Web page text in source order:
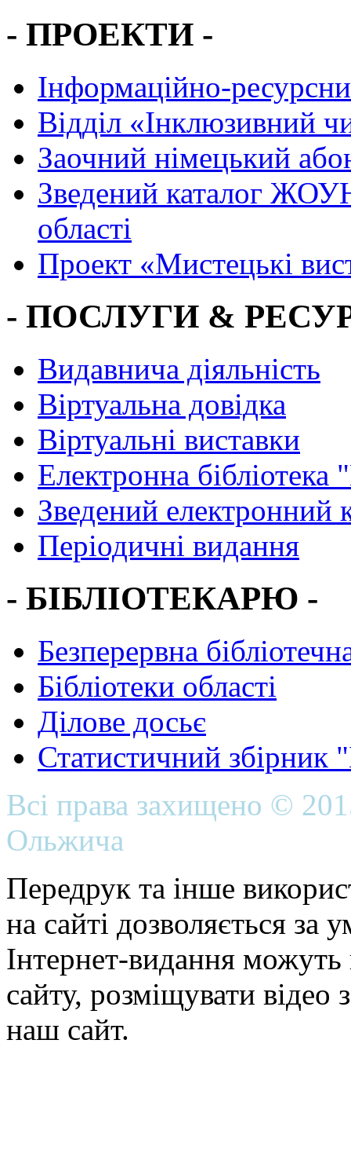
- ПРОЕКТИ -
Інформаційно-
Вiддiл «Інклюзивний
Заочний німецький
Зведений каталог
області
Проект «Мистецькі
- ПОСЛУГИ &
Видавнича діяльність
Віртуальна довідка
Віртуальні виставки
Електронна
Зведений електронний
Періодичні видання
- БІБЛІОТЕКАРЮ -
Безперервна
Бібліотеки області
Ділове досьє
Статистичний
Всі права захищено ©
Ольжича
Передрук та інше
на сайті дозволяється
Інтернет-видання можуть
сайту, розміщувати відео
наш сайт.